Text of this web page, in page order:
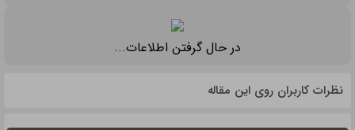
در حال گرفتن اطلاعات...
نظرات کاربران روی این مقاله